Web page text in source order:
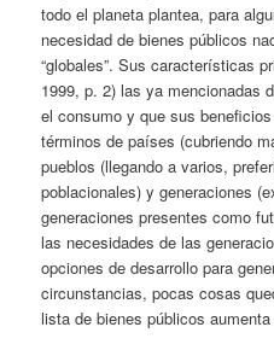
todo el planeta plantea, para
necesidad de bienes públicos
“globales”. Sus características
1999, p. 2) las ya mencionadas
el consumo y que sus
términos de países (cubriendo
pueblos (llegando a varios,
poblacionales) y generaciones
generaciones presentes como
las necesidades de las
opciones de desarrollo para
circunstancias, pocas cosas
lista de bienes públicos